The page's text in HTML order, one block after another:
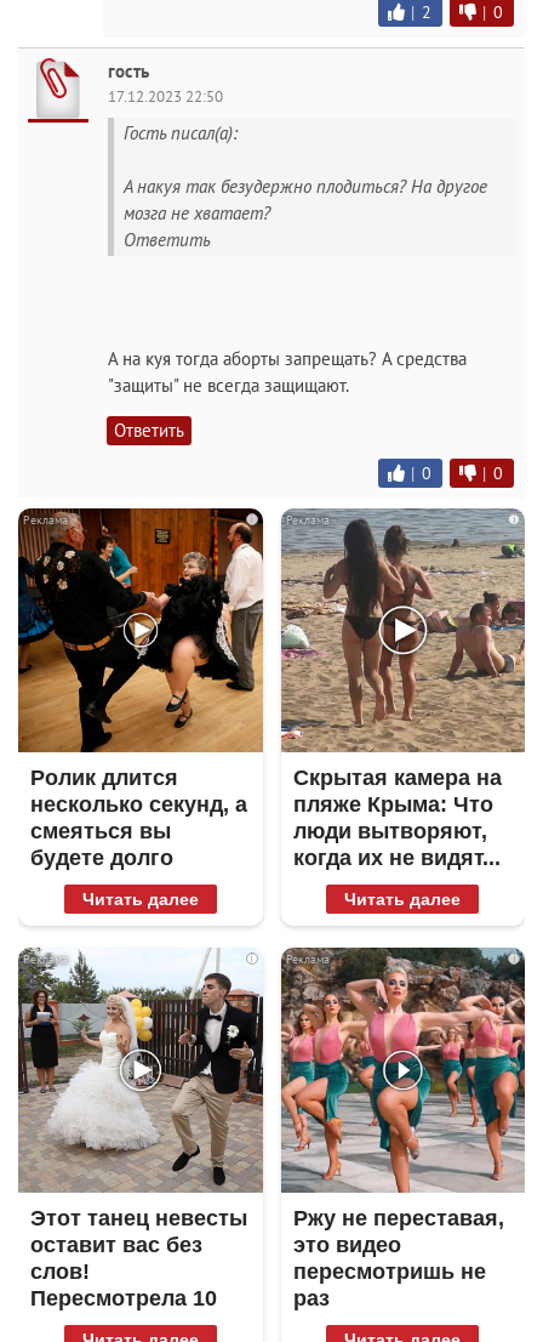
| 2 | 0
гость
17.12.2023 22:50
Гость писал(а):
А накуя так безудержно плодиться? На другое
мозга не хватает?
Ответить
А на куя тогда аборты запрещать? А средства
"защиты" не всегда защищают.
Ответить
| 0 | 0
i
Ролик длится
несколько секунд, а
смеяться вы
будете долго
Читать далее
i
Скрытая камера на
пляже Крыма: Что
люди вытворяют,
когда их не видят...
Читать далее
i
Этот танец невесты
оставит вас без
слов!
Пересмотрела 10
раз
i
Ржу не переставая,
это видео
пересмотришь не
раз